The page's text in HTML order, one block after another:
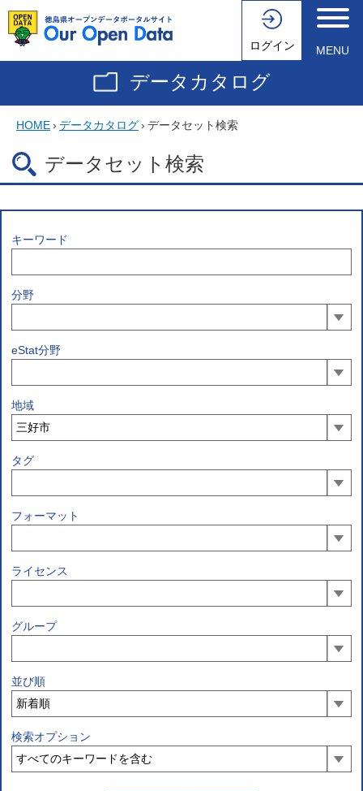
ログイン MENU
データカタログ
HOME› データカタログ› データセット検索
データセット検索
キーワード
分野
eStat分野
地域
タグ
フォーマット
ライセンス
グループ
並び順
検索オプション